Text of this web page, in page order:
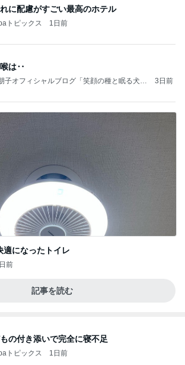
に配慮がすごい最高のホテル
トピックス 1日前
は‥
子オフィシャルブログ「笑顔の種と眠る犬」
3日前
適になったトイレ
前
記事を読む
の付き添いで完全に寝不足
トピックス 1日前